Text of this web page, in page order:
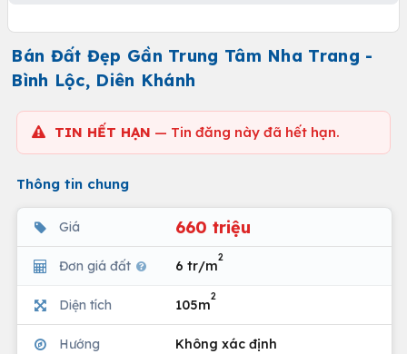
Bán Đất Đẹp Gần Trung Tâm Nha Trang -
Bình Lộc, Diên Khánh
TIN HẾT HẠN — Tin đăng này đã hết hạn.
Thông tin chung
Giá 660 triệu
Đơn giá đất 6 tr/m
2
Diện tích 105m
2
Hướng Không xác định